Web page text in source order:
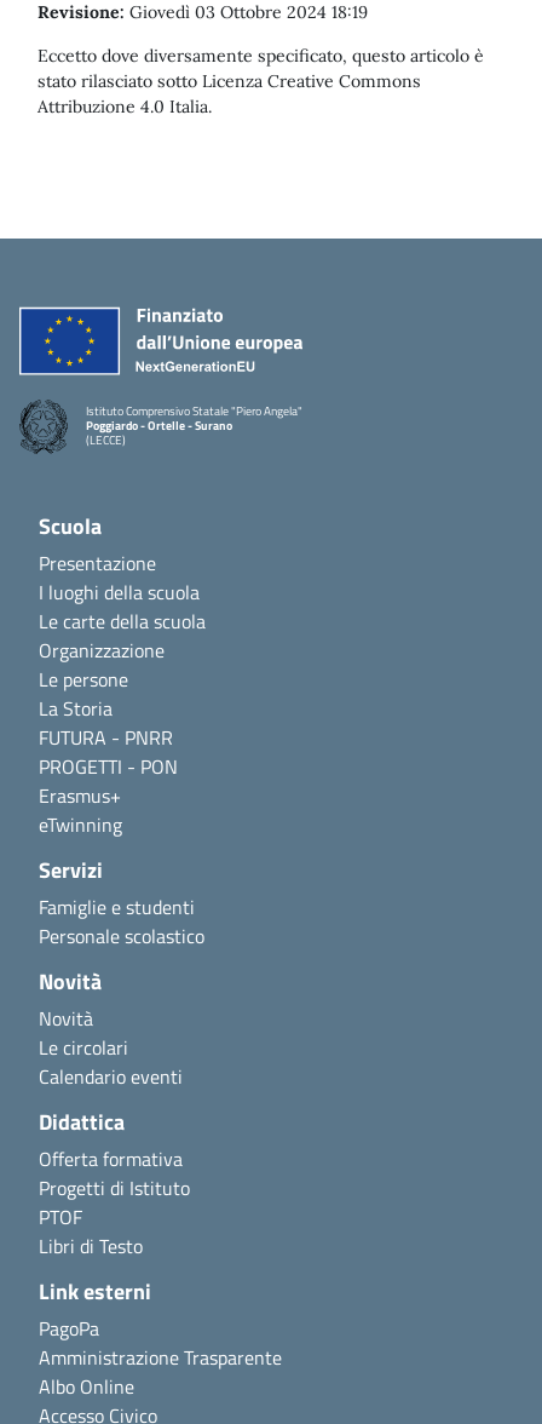
Revisione: Giovedì 03 Ottobre 2024 18:19
Eccetto dove diversamente specificato, questo articolo è
stato rilasciato sotto Licenza Creative Commons
Attribuzione 4.0 Italia.
Istituto Comprensivo Statale "Piero Angela"
Poggiardo - Ortelle - Surano
(LECCE)
Scuola
Presentazione
I luoghi della scuola
Le carte della scuola
Organizzazione
Le persone
La Storia
FUTURA - PNRR
PROGETTI - PON
Erasmus+
eTwinning
Servizi
Famiglie e studenti
Personale scolastico
Novità
Novità
Le circolari
Calendario eventi
Didattica
Offerta formativa
Progetti di Istituto
PTOF
Libri di Testo
Link esterni
PagoPa
Amministrazione Trasparente
Albo Online
Accesso Civico